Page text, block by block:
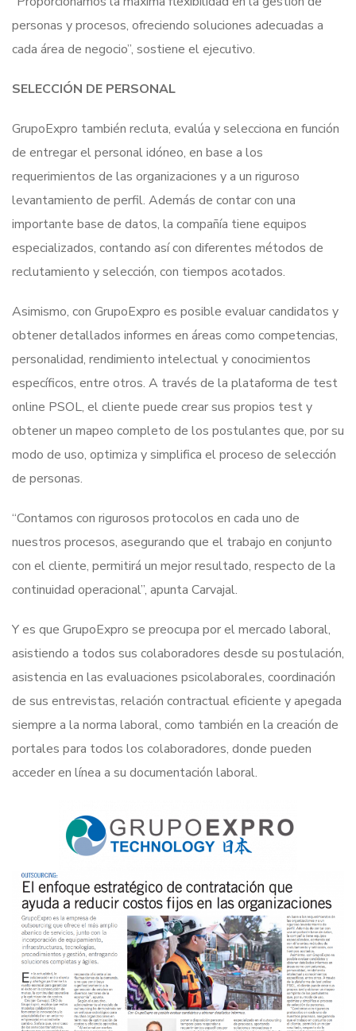
personas y procesos, ofreciendo soluciones adecuadas a
cada área de negocio”, sostiene el ejecutivo.
SELECCIÓN DE PERSONAL
GrupoExpro también recluta, evalúa y selecciona en función
de entregar el personal idóneo, en base a los
requerimientos de las organizaciones y a un riguroso
levantamiento de perfil. Además de contar con una
importante base de datos, la compañía tiene equipos
especializados, contando así con diferentes métodos de
reclutamiento y selección, con tiempos acotados.
Asimismo, con GrupoExpro es posible evaluar candidatos y
obtener detallados informes en áreas como competencias,
personalidad, rendimiento intelectual y conocimientos
específicos, entre otros. A través de la plataforma de test
online PSOL, el cliente puede crear sus propios test y
obtener un mapeo completo de los postulantes que, por su
modo de uso, optimiza y simplifica el proceso de selección
de personas.
“Contamos con rigurosos protocolos en cada uno de
nuestros procesos, asegurando que el trabajo en conjunto
con el cliente, permitirá un mejor resultado, respecto de la
continuidad operacional”, apunta Carvajal.
Y es que GrupoExpro se preocupa por el mercado laboral,
asistiendo a todos sus colaboradores desde su postulación,
asistencia en las evaluaciones psicolaborales, coordinación
de sus entrevistas, relación contractual eficiente y apegada
siempre a la norma laboral, como también en la creación de
portales para todos los colaboradores, donde pueden
acceder en línea a su documentación laboral.